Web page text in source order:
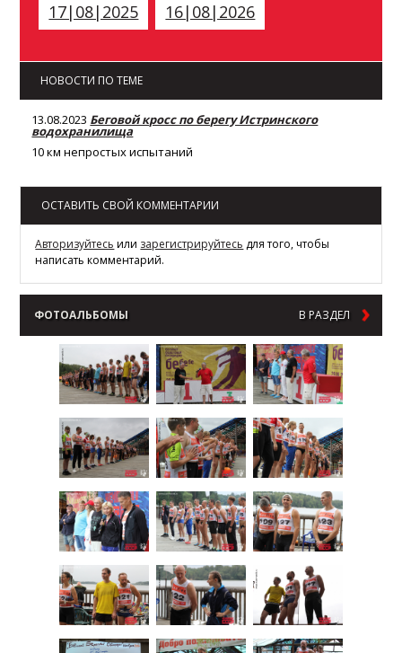
17|08|2025
16|08|2026
НОВОСТИ ПО ТЕМЕ
13.08.2023 Беговой кросс по берегу Истринского
водохранилища
10 км непростых испытаний
ОСТАВИТЬ СВОЙ КОММЕНТАРИИ
Авторизуйтесь или зарегистрируйтесь для того, чтобы
написать комментарий.
ФОТОАЛЬБОМЫ В РАЗДЕЛ